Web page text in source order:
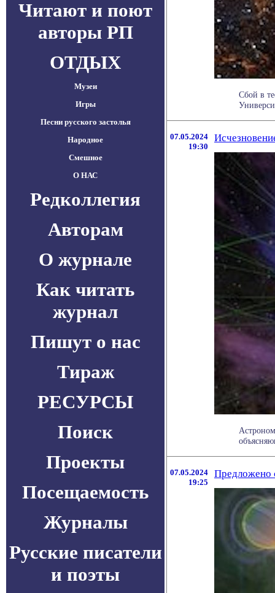
Читают и поют
авторы РП
ОТДЫХ
Музеи
Игры
Песни русского застолья
Народное
Смешное
О НАС
Редколлегия
Авторам
О журнале
Как читать
журнал
Пишут о нас
Тираж
РЕСУРСЫ
Поиск
Проекты
Посещаемость
Журналы
Русские писатели
и поэты
Сбой в
07.05.2024
19:30
07.05.2024
19:25
Предложено